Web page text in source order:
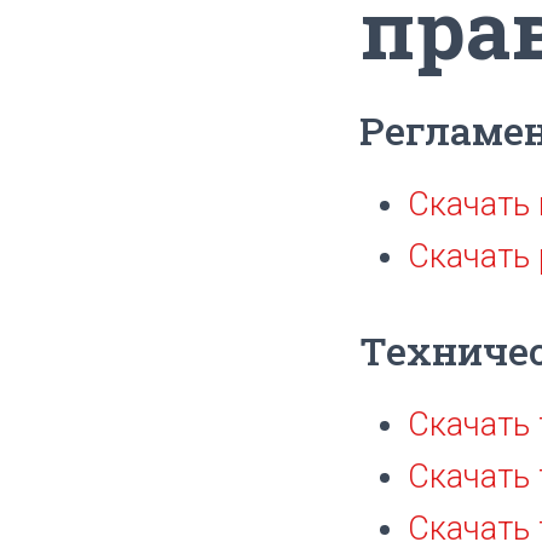
Скачать
Скачать